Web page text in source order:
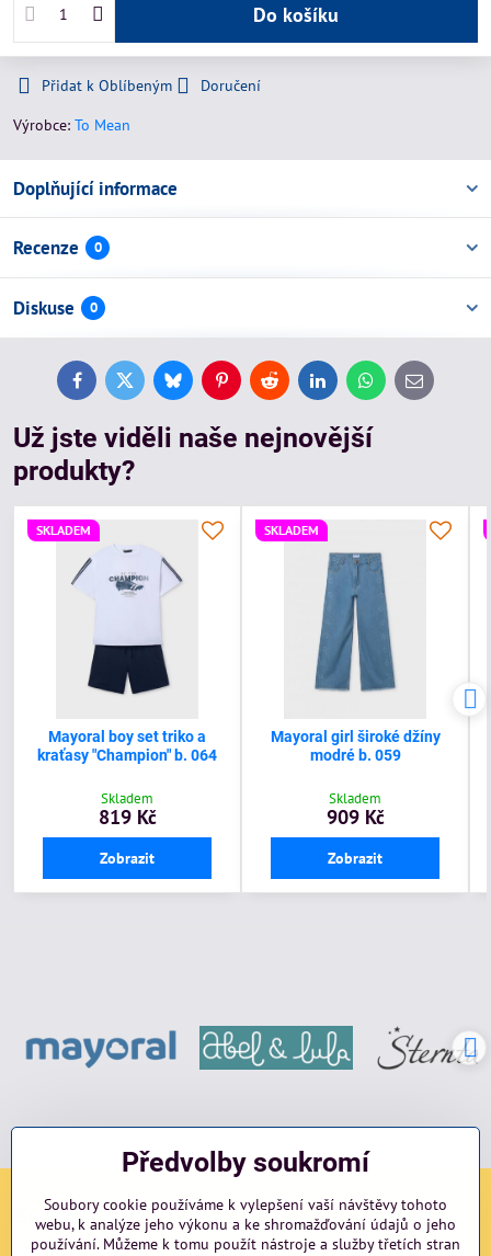
Do košíku
Přidat k Oblíbeným
Doručení
Výrobce: To Mean
Doplňující informace
Recenze 0
Diskuse 0
FacebookTwitterBlueskyPinterestReddit LinkedInWhatsApp
E-
mail
Už jste viděli naše nejnovější
produkty?
SKLADEM
Mayoral boy set triko a
kraťasy "Champion" b. 064
Skladem
819 Kč
Zobrazit
SKLADEM
Mayoral girl široké džíny
modré b. 059
Skladem
909 Kč
Zobrazit
Sociální sítě
Předvolby soukromí
Soubory cookie používáme k vylepšení vaší návštěvy tohoto
webu, k analýze jeho výkonu a ke shromažďování údajů o jeho
používání. Můžeme k tomu použít nástroje a služby třetích stran